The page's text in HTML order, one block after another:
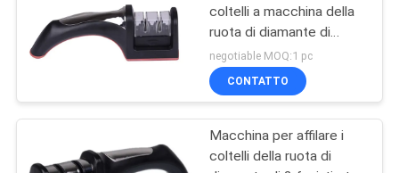
Coltello che affila
coltelli a macchina della
ruota di diamante di
Sharp, macchina per
affilare i coltelli
inossidabile
negotiable MOQ:1 pc
CONTATTO
Macchina per affilare i
coltelli della ruota di